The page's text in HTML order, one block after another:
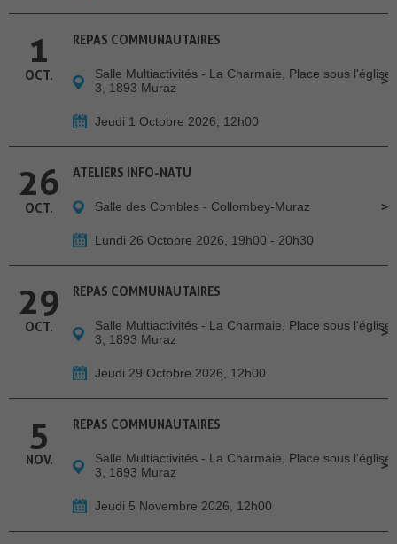
1
OCT.
REPAS COMMUNAUTAIRES
Salle Multiactivités - La Charmaie, Place sous l'église
3, 1893 Muraz
Jeudi 1 Octobre 2026, 12h00
26
OCT.
ATELIERS INFO-NATU
Salle des Combles - Collombey-Muraz
Lundi 26 Octobre 2026, 19h00 - 20h30
29
OCT.
REPAS COMMUNAUTAIRES
Salle Multiactivités - La Charmaie, Place sous l'église
3, 1893 Muraz
Jeudi 29 Octobre 2026, 12h00
5
NOV.
REPAS COMMUNAUTAIRES
Salle Multiactivités - La Charmaie, Place sous l'église
3, 1893 Muraz
Jeudi 5 Novembre 2026, 12h00